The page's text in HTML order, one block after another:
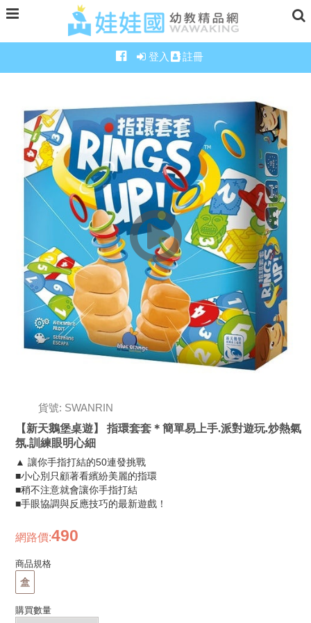
登入 註冊
貨號: SWANRIN
【新天鵝堡桌遊】 指環套套＊簡單易上手.派對遊玩.炒熱氣
氛.訓練眼明心細
▲ 讓你手指打結的50連發挑戰
■小心別只顧著看繽紛美麗的指環
■稍不注意就會讓你手指打結
■手眼協調與反應技巧的最新遊戲！
網路價:490
商品規格
盒
購買數量